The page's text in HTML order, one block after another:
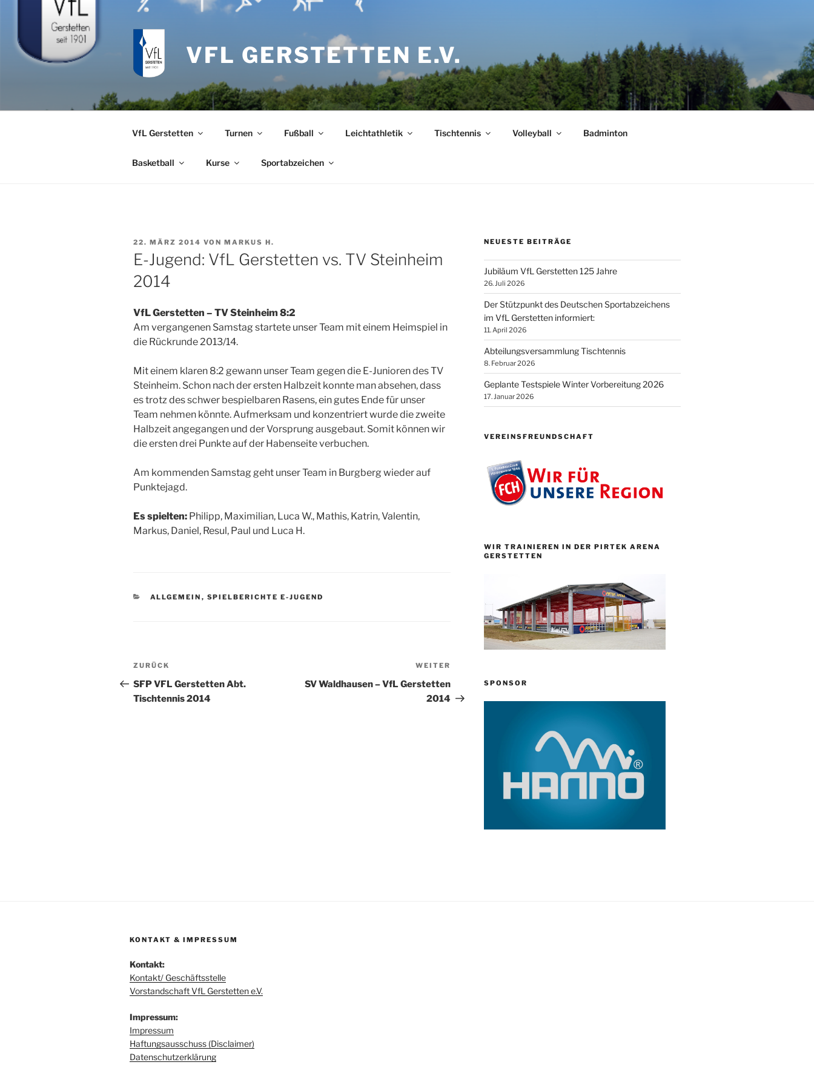
springen
VFL GERSTETTEN E.V.
VfL Gerstetten Turnen Fußball Leichtathletik Tischtennis Volleyball Badminton
Basketball Kurse Sportabzeichen
VERÖFFENTLICHT
AM
22. MÄRZ 2014 VON MARKUS H.
E-Jugend: VfL Gerstetten vs. TV Steinheim
2014
VfL Gerstetten – TV Steinheim 8:2
Am vergangenen Samstag startete unser Team mit einem Heimspiel in
die Rückrunde 2013/14.
Mit einem klaren 8:2 gewann unser Team gegen die E-Junioren des TV
Steinheim. Schon nach der ersten Halbzeit konnte man absehen, dass
es trotz des schwer bespielbaren Rasens, ein gutes Ende für unser
Team nehmen könnte. Aufmerksam und konzentriert wurde die zweite
Halbzeit angegangen und der Vorsprung ausgebaut. Somit können wir
die ersten drei Punkte auf der Habenseite verbuchen.
Am kommenden Samstag geht unser Team in Burgberg wieder auf
Punktejagd.
Es spielten: Philipp, Maximilian, Luca W., Mathis, Katrin, Valentin,
Markus, Daniel, Resul, Paul und Luca H.
KATEGORIEN
ALLGEMEIN , SPIELBERICHTE E-JUGEND
Beitragsnavigation
Vorheriger
Beitrag
ZURÜCK
SFP VFL Gerstetten Abt.
Tischtennis 2014
Beitrag
WEITER
SV Waldhausen – VfL Gerstetten
2014
NEUESTE BEITRÄGE
Jubiläum VfL Gerstetten 125 Jahre
26. Juli 2026
Der Stützpunkt des Deutschen Sportabzeichens
im VfL Gerstetten informiert:
11. April 2026
Abteilungsversammlung Tischtennis
8. Februar 2026
Geplante Testspiele Winter Vorbereitung 2026
17. Januar 2026
VEREINSFREUNDSCHAFT
WIR TRAINIEREN IN DER PIRTEK ARENA
GERSTETTEN
SPONSOR
KONTAKT & IMPRESSUM
Kontakt:
Kontakt/ Geschäftsstelle
Vorstandschaft VfL Gerstetten e.V.
Impressum:
Impressum
Haftungsausschuss (Disclaimer)
Datenschutzerklärung